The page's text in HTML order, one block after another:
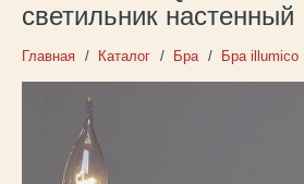
Войти
О компании
Новости
светильник настенный
Главная Каталог Бра Бра illumico